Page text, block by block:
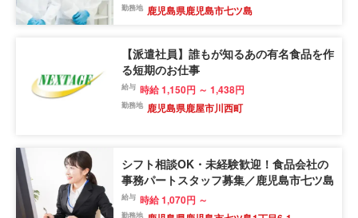
勤務地 鹿児島県鹿児島市七ツ島
【派遣社員】誰もが知るあの有名食品を作
る短期のお仕事
給与 時給 1,150円 ～ 1,438円
勤務地 鹿児島県鹿屋市川西町
シフト相談OK・未経験歓迎！食品会社の
事務パートスタッフ募集／鹿児島市七ツ島
給与 時給 1,070円 ～
勤務地